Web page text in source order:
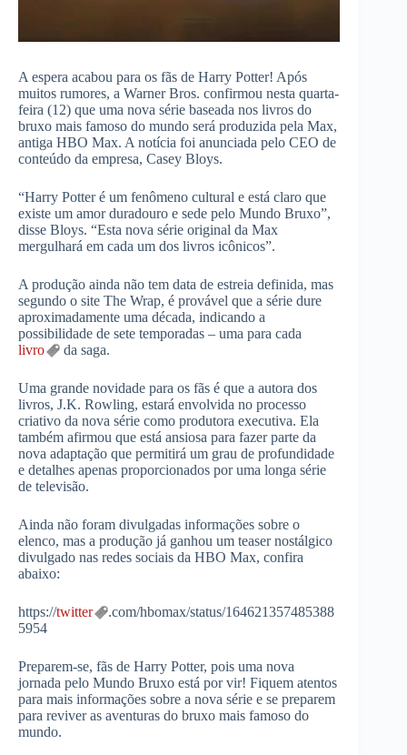
A espera acabou para os fãs de Harry Potter! Após
muitos rumores, a Warner Bros. confirmou nesta quarta-
feira (12) que uma nova série baseada nos livros do
bruxo mais famoso do mundo será produzida pela Max,
antiga HBO Max. A notícia foi anunciada pelo CEO de
conteúdo da empresa, Casey Bloys.
“Harry Potter é um fenômeno cultural e está claro que
existe um amor duradouro e sede pelo Mundo Bruxo”,
disse Bloys. “Esta nova série original da Max
mergulhará em cada um dos livros icônicos”.
A produção ainda não tem data de estreia definida, mas
segundo o site The Wrap, é provável que a série dure
aproximadamente uma década, indicando a
possibilidade de sete temporadas – uma para cada
livro
da saga.
Uma grande novidade para os fãs é que a autora dos
livros, J.K. Rowling, estará envolvida no processo
criativo da nova série como produtora executiva. Ela
também afirmou que está ansiosa para fazer parte da
nova adaptação que permitirá um grau de profundidade
e detalhes apenas proporcionados por uma longa série
de televisão.
Ainda não foram divulgadas informações sobre o
elenco, mas a produção já ganhou um teaser nostálgico
divulgado nas redes sociais da HBO Max, confira
abaixo:
https://twitter
.com/hbomax/status/164621357485388
5954
Preparem-se, fãs de Harry Potter, pois uma nova
jornada pelo Mundo Bruxo está por vir! Fiquem atentos
para mais informações sobre a nova série e se preparem
para reviver as aventuras do bruxo mais famoso do
mundo.